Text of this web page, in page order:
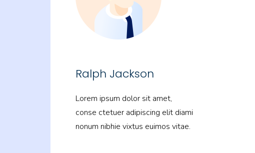
Ralph Jackson
Lorem ipsum dolor sit amet,
conse ctetuer adipiscing elit diami
nonum nibhie vixtus euimos vitae.